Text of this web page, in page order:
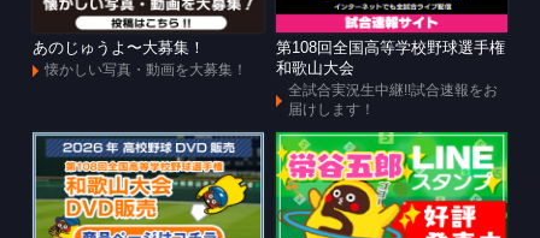
あのじゅうよ〜大募集！
懐かしい写真・動画を大募集！
第108回全国高等学校野球選手権
和歌山大会
全試合実況生中継!!試合速報をお
届けします！